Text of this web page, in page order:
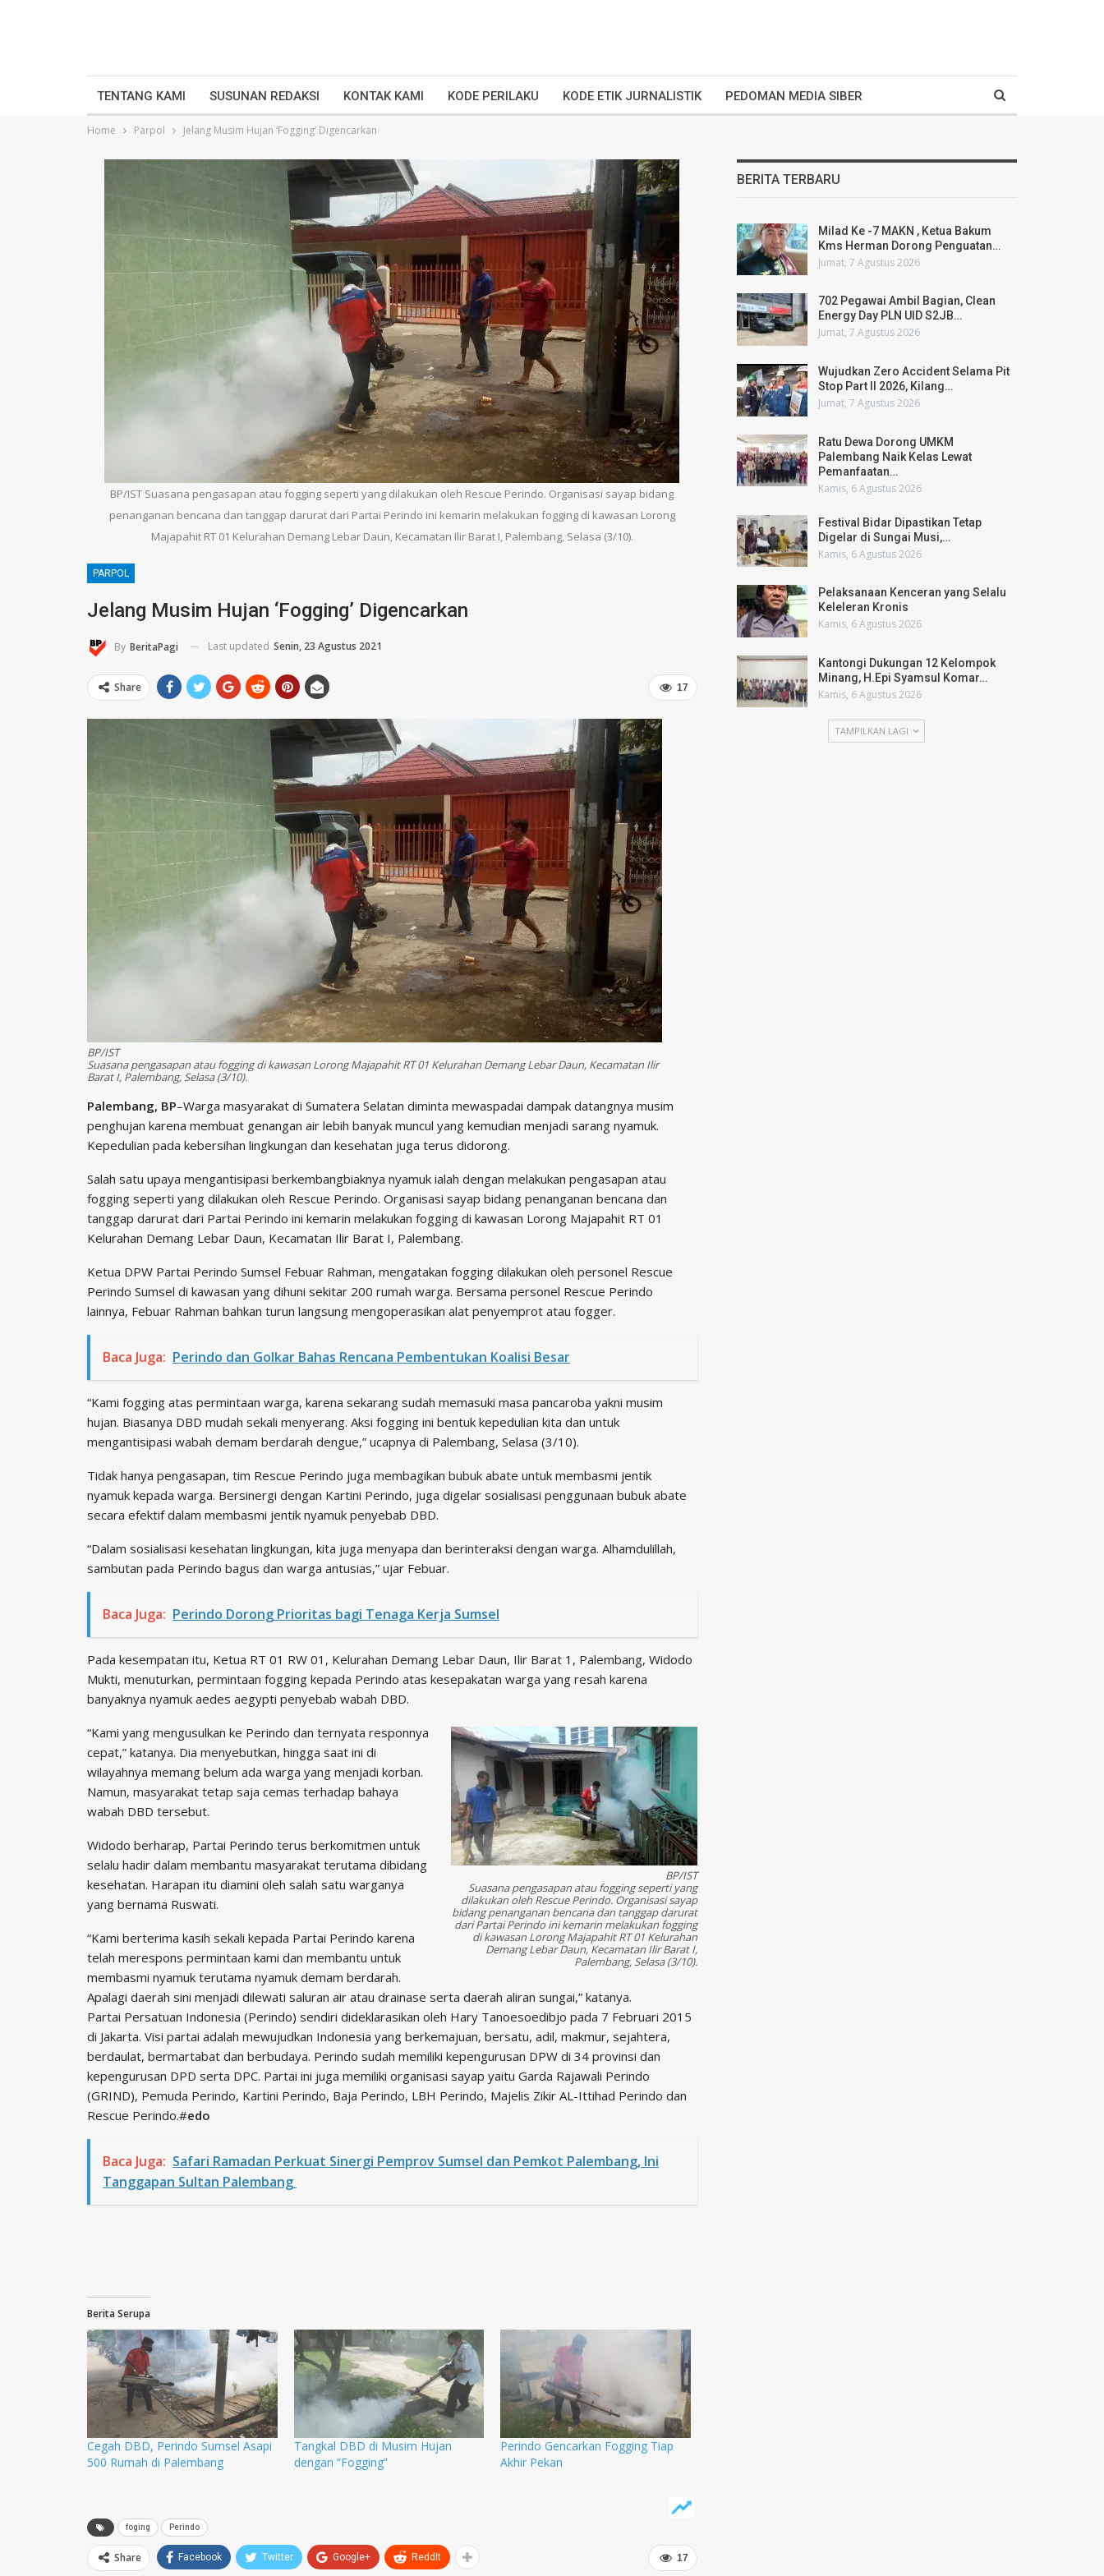
TENTANG KAMI SUSUNAN REDAKSI KONTAK KAMI KODE PERILAKU KODE ETIK JURNALISTIK PEDOMAN MEDIA SIBER
Home Parpol Jelang Musim Hujan ‘Fogging’ Digencarkan
BP/IST Suasana pengasapan atau fogging seperti yang dilakukan oleh Rescue Perindo. Organisasi sayap bidang
penanganan bencana dan tanggap darurat dari Partai Perindo ini kemarin melakukan fogging di kawasan Lorong
Majapahit RT 01 Kelurahan Demang Lebar Daun, Kecamatan Ilir Barat I, Palembang, Selasa (3/10).
PARPOL
Jelang Musim Hujan ‘Fogging’ Digencarkan
By BeritaPagi Last updated Senin, 23 Agustus 2021
17
Share
BP/IST
Suasana pengasapan atau fogging di kawasan Lorong Majapahit RT 01 Kelurahan Demang Lebar Daun, Kecamatan Ilir
Barat I, Palembang, Selasa (3/10).
Palembang, BP–Warga masyarakat di Sumatera Selatan diminta mewaspadai dampak datangnya musim
penghujan karena membuat genangan air lebih banyak muncul yang kemudian menjadi sarang nyamuk.
Kepedulian pada kebersihan lingkungan dan kesehatan juga terus didorong.
Salah satu upaya mengantisipasi berkembangbiaknya nyamuk ialah dengan melakukan pengasapan atau
fogging seperti yang dilakukan oleh Rescue Perindo. Organisasi sayap bidang penanganan bencana dan
tanggap darurat dari Partai Perindo ini kemarin melakukan fogging di kawasan Lorong Majapahit RT 01
Kelurahan Demang Lebar Daun, Kecamatan Ilir Barat I, Palembang.
Ketua DPW Partai Perindo Sumsel Febuar Rahman, mengatakan fogging dilakukan oleh personel Rescue
Perindo Sumsel di kawasan yang dihuni sekitar 200 rumah warga. Bersama personel Rescue Perindo
lainnya, Febuar Rahman bahkan turun langsung mengoperasikan alat penyemprot atau fogger.
Baca Juga: Perindo dan Golkar Bahas Rencana Pembentukan Koalisi Besar
“Kami fogging atas permintaan warga, karena sekarang sudah memasuki masa pancaroba yakni musim
hujan. Biasanya DBD mudah sekali menyerang. Aksi fogging ini bentuk kepedulian kita dan untuk
mengantisipasi wabah demam berdarah dengue,” ucapnya di Palembang, Selasa (3/10).
Tidak hanya pengasapan, tim Rescue Perindo juga membagikan bubuk abate untuk membasmi jentik
nyamuk kepada warga. Bersinergi dengan Kartini Perindo, juga digelar sosialisasi penggunaan bubuk abate
secara efektif dalam membasmi jentik nyamuk penyebab DBD.
“Dalam sosialisasi kesehatan lingkungan, kita juga menyapa dan berinteraksi dengan warga. Alhamdulillah,
sambutan pada Perindo bagus dan warga antusias,” ujar Febuar.
Baca Juga: Perindo Dorong Prioritas bagi Tenaga Kerja Sumsel
Pada kesempatan itu, Ketua RT 01 RW 01, Kelurahan Demang Lebar Daun, Ilir Barat 1, Palembang, Widodo
Mukti, menuturkan, permintaan fogging kepada Perindo atas kesepakatan warga yang resah karena
banyaknya nyamuk aedes aegypti penyebab wabah DBD.
BP/IST
Suasana pengasapan atau fogging seperti yang
dilakukan oleh Rescue Perindo. Organisasi sayap
bidang penanganan bencana dan tanggap darurat
dari Partai Perindo ini kemarin melakukan fogging
di kawasan Lorong Majapahit RT 01 Kelurahan
Demang Lebar Daun, Kecamatan Ilir Barat I,
Palembang, Selasa (3/10).
“Kami yang mengusulkan ke Perindo dan ternyata responnya
cepat,” katanya. Dia menyebutkan, hingga saat ini di
wilayahnya memang belum ada warga yang menjadi korban.
Namun, masyarakat tetap saja cemas terhadap bahaya
wabah DBD tersebut.
Widodo berharap, Partai Perindo terus berkomitmen untuk
selalu hadir dalam membantu masyarakat terutama dibidang
kesehatan. Harapan itu diamini oleh salah satu warganya
yang bernama Ruswati.
“Kami berterima kasih sekali kepada Partai Perindo karena
telah merespons permintaan kami dan membantu untuk
membasmi nyamuk terutama nyamuk demam berdarah.
Apalagi daerah sini menjadi dilewati saluran air atau drainase serta daerah aliran sungai,” katanya.
Partai Persatuan Indonesia (Perindo) sendiri dideklarasikan oleh Hary Tanoesoedibjo pada 7 Februari 2015
di Jakarta. Visi partai adalah mewujudkan Indonesia yang berkemajuan, bersatu, adil, makmur, sejahtera,
berdaulat, bermartabat dan berbudaya. Perindo sudah memiliki kepengurusan DPW di 34 provinsi dan
kepengurusan DPD serta DPC. Partai ini juga memiliki organisasi sayap yaitu Garda Rajawali Perindo
(GRIND), Pemuda Perindo, Kartini Perindo, Baja Perindo, LBH Perindo, Majelis Zikir AL-Ittihad Perindo dan
Rescue Perindo.#edo
Baca Juga: Safari Ramadan Perkuat Sinergi Pemprov Sumsel dan Pemkot Palembang, Ini
Tanggapan Sultan Palembang
Berita Serupa
Cegah DBD, Perindo Sumsel Asapi
500 Rumah di Palembang
Tangkal DBD di Musim Hujan
dengan “Fogging”
Perindo Gencarkan Fogging Tiap
Akhir Pekan
foging Perindo
17
Share Facebook Twitter Google+ ReddIt
BERITA TERBARU
Milad Ke -7 MAKN , Ketua Bakum
Kms Herman Dorong Penguatan…
Jumat, 7 Agustus 2026
702 Pegawai Ambil Bagian, Clean
Energy Day PLN UID S2JB…
Jumat, 7 Agustus 2026
Wujudkan Zero Accident Selama Pit
Stop Part II 2026, Kilang…
Jumat, 7 Agustus 2026
Ratu Dewa Dorong UMKM
Palembang Naik Kelas Lewat
Pemanfaatan…
Kamis, 6 Agustus 2026
Festival Bidar Dipastikan Tetap
Digelar di Sungai Musi,…
Kamis, 6 Agustus 2026
Pelaksanaan Kenceran yang Selalu
Keleleran Kronis
Kamis, 6 Agustus 2026
Kantongi Dukungan 12 Kelompok
Minang, H.Epi Syamsul Komar…
Kamis, 6 Agustus 2026
TAMPILKAN LAGI